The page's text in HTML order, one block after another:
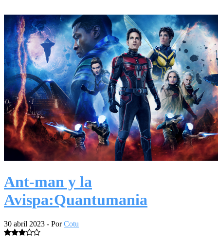
Ant-man y la
Avispa:Quantumania
30 abril 2023 - PorCotu